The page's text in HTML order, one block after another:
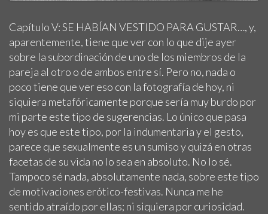
Capítulo V: SE HABÍAN VESTIDO PARA GUSTAR…, y,
aparentemente, tiene que ver con lo que dije ayer
sobre la subordinación de uno de los miembros de la
pareja al otro o de ambos entre sí. Pero no, nada o
poco tiene que ver eso con la fotografía de hoy, ni
siquiera metafóricamente porque sería muy burdo por
mi parte este tipo de sugerencias. Lo único que pasa
hoy es que este tipo, por la indumentaria y el gesto,
parece que sexualmente es un sumiso y quizá en otras
facetas de su vida no lo sea en absoluto. No lo sé.
Tampoco sé nada, absolutamente nada, sobre este tipo
de motivaciones erótico-festivas. Nunca me he
sentido atraído por ellas; ni siquiera por curiosidad.